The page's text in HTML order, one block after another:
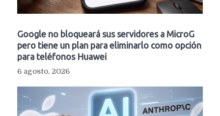
Google no bloqueará sus servidores a MicroG
pero tiene un plan para eliminarlo como opción
para teléfonos Huawei
6 agosto, 2026